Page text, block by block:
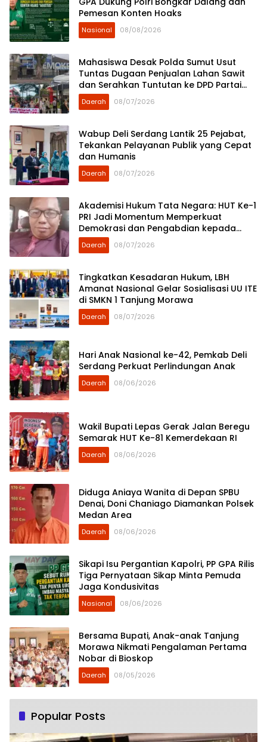
Pemesan Konten Hoaks
Nasional 08/08/2026
Mahasiswa Desak Polda Sumut Usut
Tuntas Dugaan Penjualan Lahan Sawit
dan Serahkan Tuntutan ke DPD Partai
Demokrat Sumut
Daerah 08/07/2026
Wabup Deli Serdang Lantik 25 Pejabat,
Tekankan Pelayanan Publik yang Cepat
dan Humanis
Daerah 08/07/2026
Akademisi Hukum Tata Negara: HUT Ke-1
PRI Jadi Momentum Memperkuat
Demokrasi dan Pengabdian kepada
Rakyat
Daerah 08/07/2026
Tingkatkan Kesadaran Hukum, LBH
Amanat Nasional Gelar Sosialisasi UU ITE
di SMKN 1 Tanjung Morawa
Daerah 08/07/2026
Hari Anak Nasional ke-42, Pemkab Deli
Serdang Perkuat Perlindungan Anak
Daerah 08/06/2026
Wakil Bupati Lepas Gerak Jalan Beregu
Semarak HUT Ke-81 Kemerdekaan RI
Daerah 08/06/2026
Diduga Aniaya Wanita di Depan SPBU
Denai, Doni Chaniago Diamankan Polsek
Medan Area
Daerah 08/06/2026
Sikapi Isu Pergantian Kapolri, PP GPA Rilis
Tiga Pernyataan Sikap Minta Pemuda
Jaga Kondusivitas
Nasional 08/06/2026
Bersama Bupati, Anak-anak Tanjung
Morawa Nikmati Pengalaman Pertama
Nobar di Bioskop
Daerah 08/05/2026
Popular Posts